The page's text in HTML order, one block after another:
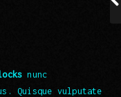
nunc
Quisque vulputate